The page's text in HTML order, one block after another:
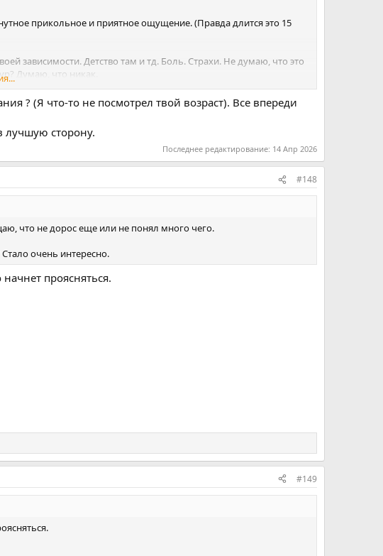
прикольное и приятное ощущение. (Правда длится это 15
зависимости. Детство там и тд. Боль. Страхи. Не думаю, что это
Думаю, что никак.
ведь ты все знаешь и все равно выбираешь этот путь.
и тд. Просто поступаю по человечески, но иногда поступаю как
зайдет мне такой подход.
такой ник и прочитал несколько книг Сенеки и Аврелия. Я не
свое мнение, чтобы ты как минимум не тратил много сил в
и поиска какой то незамеченной истины внутри себя. Обнял!
? (Я что-то не посмотрел твой возраст). Все впереди
лучшую сторону.
Последнее редактирование: 14 Апр 2026
#148
что не дорос еще или не понял много чего.
очень интересно.
проясняться.
#149